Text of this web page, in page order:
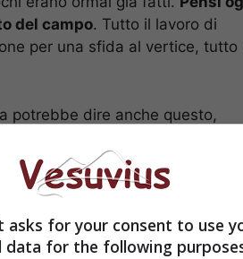
del campo. Tutto il lavoro di
per una sfida al vertice, tutto
potrebbe dire anche questo,
di un predominio tecnico e
succede che Asamoah accusa
d’angolo per la Juve, Barzagli
di andare in area, chi doveva
che solo soletto nel cuore
Stadium alle stelle e Napoli
asks for your consent to use
data for the following